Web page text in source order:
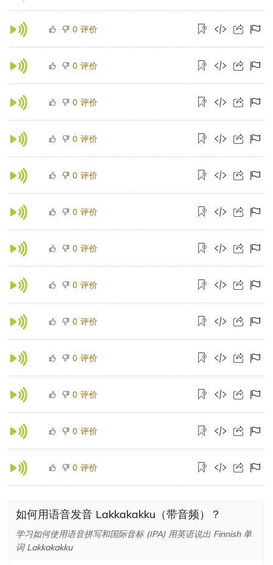
0 评价
0 评价
0 评价
0 评价
0 评价
0 评价
0 评价
0 评价
0 评价
0 评价
0 评价
0 评价
0 评价
如何用语音发音 Lakkakakku（带音频）？
学习如何使用语音拼写和国际音标 (IPA) 用英语说出 Finnish 单
词 Lakkakakku